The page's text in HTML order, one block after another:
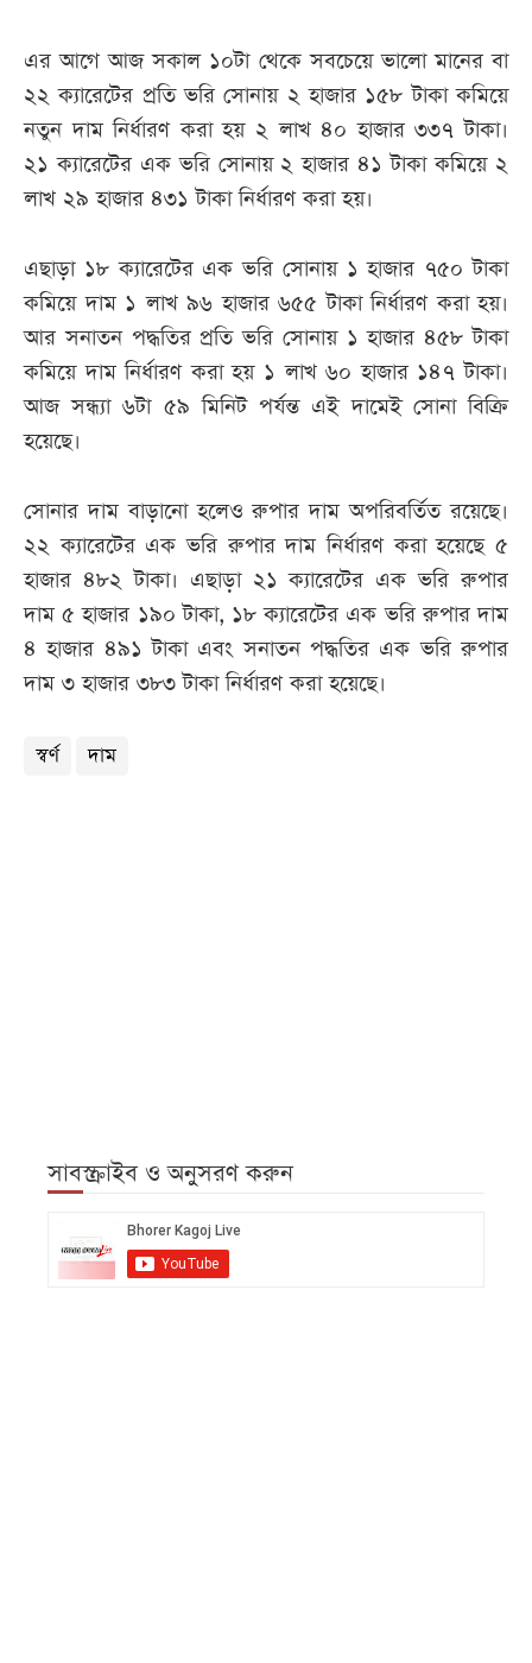
এর আগে আজ সকাল ১০টা থেকে সবচেয়ে ভালো মানের বা
২২ ক্যারেটের প্রতি ভরি সোনায় ২ হাজার ১৫৮ টাকা কমিয়ে
নতুন দাম নির্ধারণ করা হয় ২ লাখ ৪০ হাজার ৩৩৭ টাকা।
২১ ক্যারেটের এক ভরি সোনায় ২ হাজার ৪১ টাকা কমিয়ে ২
লাখ ২৯ হাজার ৪৩১ টাকা নির্ধারণ করা হয়।
এছাড়া ১৮ ক্যারেটের এক ভরি সোনায় ১ হাজার ৭৫০ টাকা
কমিয়ে দাম ১ লাখ ৯৬ হাজার ৬৫৫ টাকা নির্ধারণ করা হয়।
আর সনাতন পদ্ধতির প্রতি ভরি সোনায় ১ হাজার ৪৫৮ টাকা
কমিয়ে দাম নির্ধারণ করা হয় ১ লাখ ৬০ হাজার ১৪৭ টাকা।
আজ সন্ধ্যা ৬টা ৫৯ মিনিট পর্যন্ত এই দামেই সোনা বিক্রি
হয়েছে।
সোনার দাম বাড়ানো হলেও রুপার দাম অপরিবর্তিত রয়েছে।
২২ ক্যারেটের এক ভরি রুপার দাম নির্ধারণ করা হয়েছে ৫
হাজার ৪৮২ টাকা। এছাড়া ২১ ক্যারেটের এক ভরি রুপার
দাম ৫ হাজার ১৯০ টাকা, ১৮ ক্যারেটের এক ভরি রুপার দাম
৪ হাজার ৪৯১ টাকা এবং সনাতন পদ্ধতির এক ভরি রুপার
দাম ৩ হাজার ৩৮৩ টাকা নির্ধারণ করা হয়েছে।
স্বর্ণ দাম
সাবস্ক্রাইব ও অনুসরণ করুন